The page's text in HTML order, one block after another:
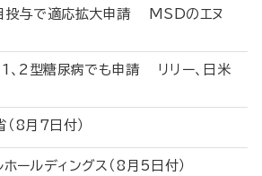
投与で適応拡大申請 MSDのエヌ
、2型糖尿病でも申請 リリー、日米
省（8月7日付）
ホールディングス（8月5日付）